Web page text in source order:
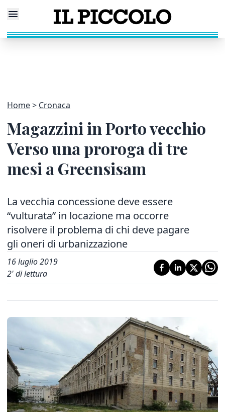
Home Cronaca
Magazzini in Porto vecchio
Verso una proroga di tre
mesi a Greensisam
La vecchia concessione deve essere
“vulturata” in locazione ma occorre
risolvere il problema di chi deve pagare
gli oneri di urbanizzazione
16 luglio 2019
2' di lettura